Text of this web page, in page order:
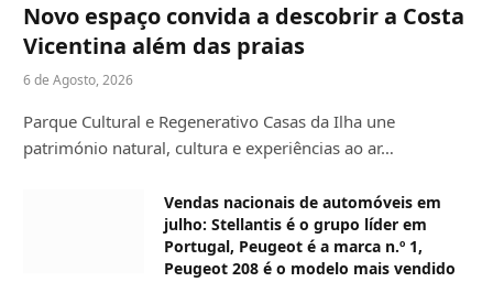
Novo espaço convida a descobrir a Costa
Vicentina além das praias
6 de Agosto, 2026
Parque Cultural e Regenerativo Casas da Ilha une
património natural, cultura e experiências ao ar…
Vendas nacionais de automóveis em
julho: Stellantis é o grupo líder em
Portugal, Peugeot é a marca n.º 1,
Peugeot 208 é o modelo mais vendido